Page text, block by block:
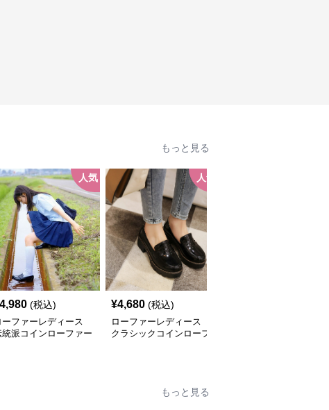
もっと見る
人気
4,980 (税込)
ーファーレディース
統派コインローファー
人気
¥4,680 (税込)
ローファーレディース
クラシックコインローフ
もっと見る